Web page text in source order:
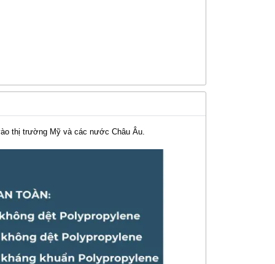
thị trường Mỹ và các nước Châu Âu.